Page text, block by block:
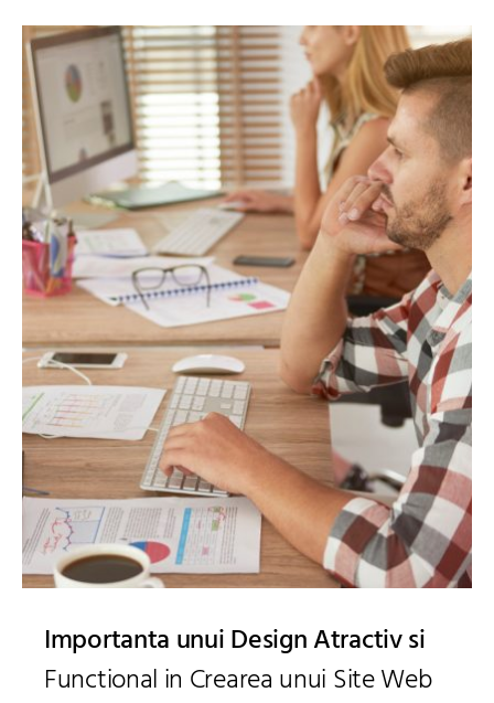
Importanta unui Design Atractiv si
Functional in Crearea unui Site Web